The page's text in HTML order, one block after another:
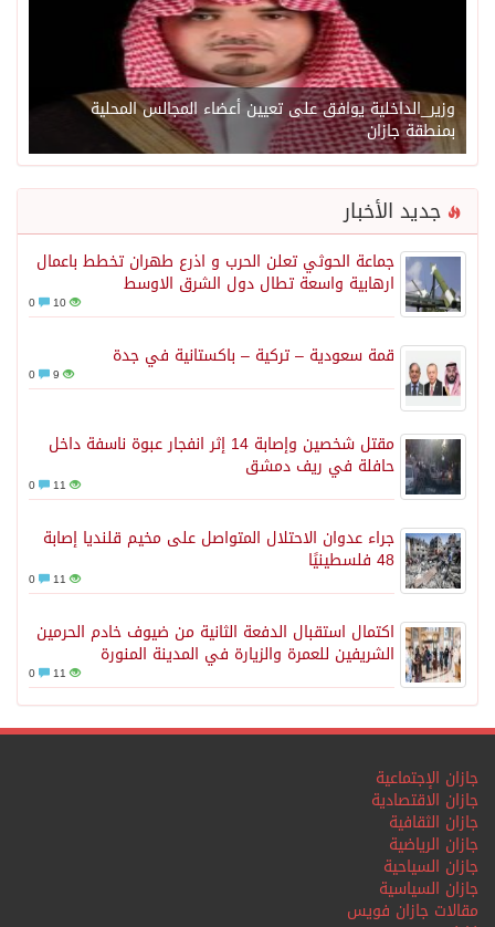
وزير_الداخلية يوافق على تعيين أعضاء المجالس المحلية
بمنطقة جازان
جديد الأخبار
جماعة الحوثي تعلن الحرب و اذرع طهران تخطط باعمال
ارهابية واسعة تطال دول الشرق الاوسط
10
قمة سعودية – تركية – باكستانية في جدة
9
مقتل شخصين وإصابة 14 إثر انفجار عبوة ناسفة داخل
حافلة في ريف دمشق
11
جراء عدوان الاحتلال المتواصل على مخيم قلنديا إصابة
48 فلسطينيًا
11
اكتمال استقبال الدفعة الثانية من ضيوف خادم الحرمين
الشريفين للعمرة والزيارة في المدينة المنورة
11
جازان الإجتماعية
جازان الاقتصادية
جازان الثقافية
جازان الرياضية
جازان السياحية
جازان السياسية
مقالات جازان فويس